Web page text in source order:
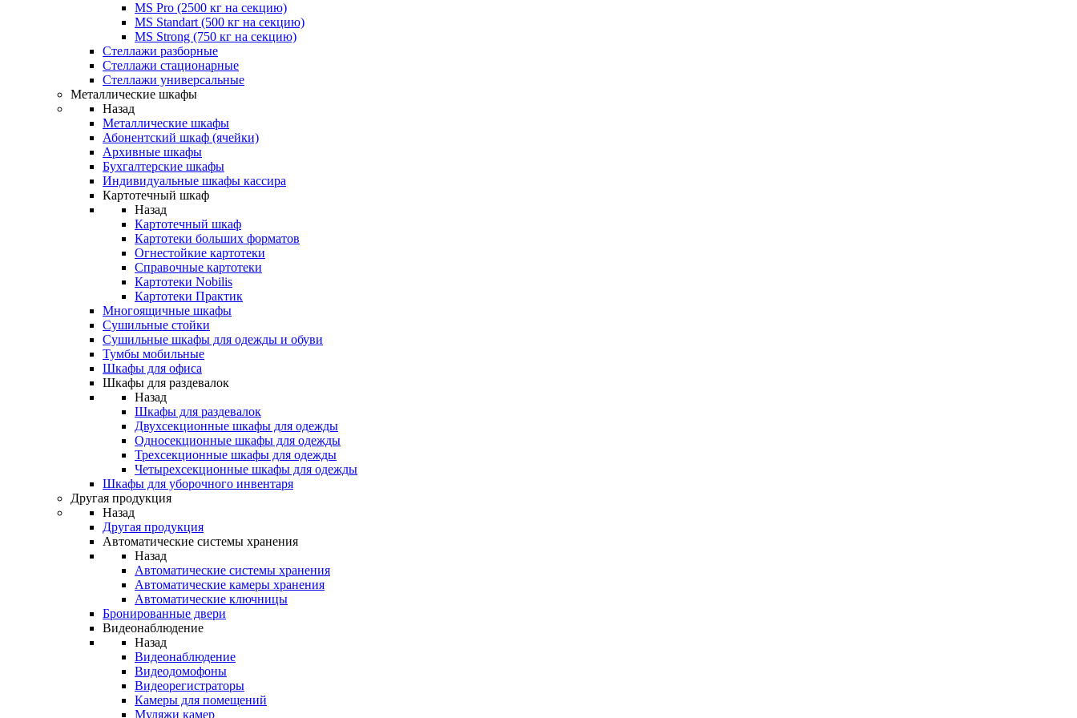
MS Pro (2500 кг на секцию)
MS Standart (500 кг на секцию)
MS Strong (750 кг на секцию)
Стеллажи разборные
Стеллажи стационарные
Стеллажи универсальные
Металлические шкафы
Назад
Металлические шкафы
Абонентский шкаф (ячейки)
Архивные шкафы
Бухгалтерские шкафы
Индивидуальные шкафы кассира
Картотечный шкаф
Назад
Картотечный шкаф
Картотеки больших форматов
Огнестойкие картотеки
Справочные картотеки
Картотеки Nobilis
Картотеки Практик
Многоящичные шкафы
Сушильные стойки
Сушильные шкафы для одежды и обуви
Тумбы мобильные
Шкафы для офиса
Шкафы для раздевалок
Назад
Шкафы для раздевалок
Двухсекционные шкафы для одежды
Односекционные шкафы для одежды
Трехсекционные шкафы для одежды
Четырехсекционные шкафы для одежды
Шкафы для уборочного инвентаря
Другая продукция
Назад
Другая продукция
Автоматические системы хранения
Назад
Автоматические системы хранения
Автоматические камеры хранения
Автоматические ключницы
Бронированные двери
Видеонаблюдение
Назад
Видеонаблюдение
Видеодомофоны
Видеорегистраторы
Камеры для помещений
Муляжи камер